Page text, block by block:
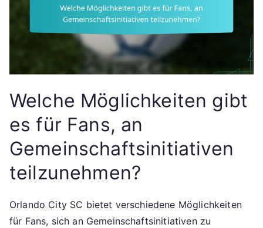
Welche Möglichkeiten gibt
es für Fans, an
Gemeinschaftsinitiativen
teilzunehmen?
Orlando City SC bietet verschiedene Möglichkeiten
für Fans, sich an Gemeinschaftsinitiativen zu